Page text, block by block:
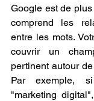
Google est de
comprend les
entre les mots.
couvrir un
pertinent autour
Par exemple,
"marketing